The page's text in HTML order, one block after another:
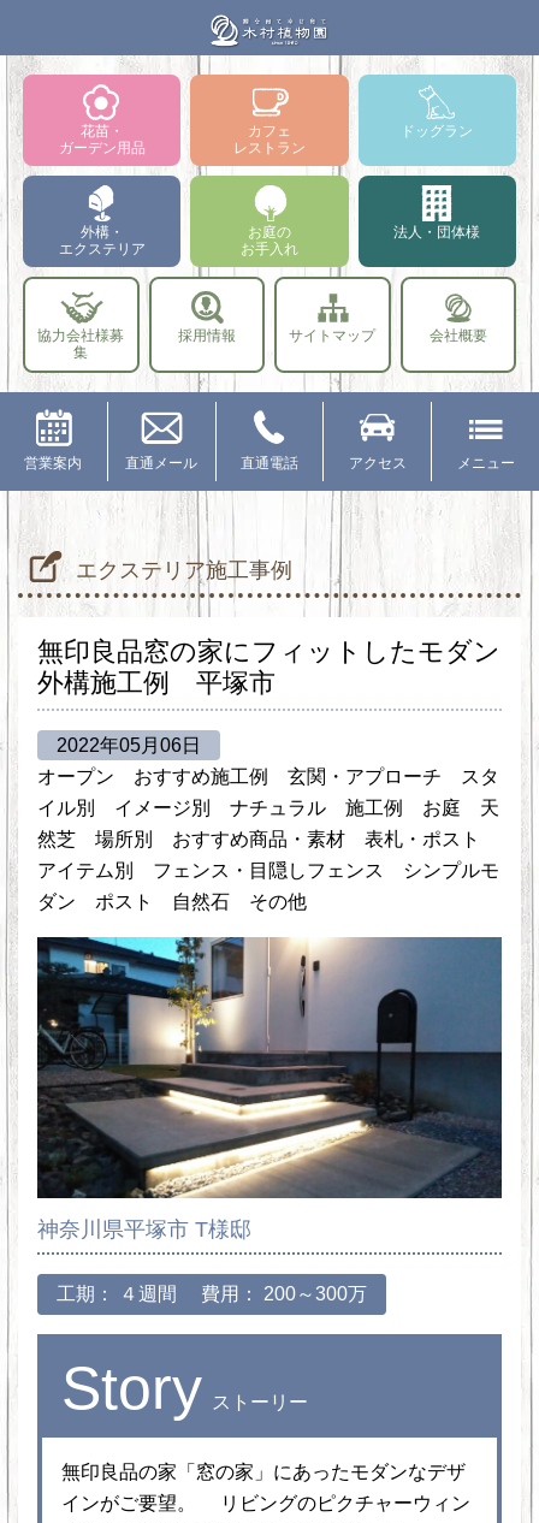
花苗・
ガーデン用品
カフェ
レストラン
ドッグラン
外構・
エクステリア
お庭の
お手入れ
法人・団体様
協力会社様募
集
採用情報 サイトマップ 会社概要
営業案内 直通メール 直通電話 アクセス メニュー
エクステリア施工事例
無印良品窓の家にフィットしたモダン
外構施工例 平塚市
2022年05月06日
オープン
おすすめ施工例 玄関・アプローチ
スタ
イル別
イメージ別 ナチュラル 施工例 お庭
天
然芝
場所別 おすすめ商品・素材
表札・ポスト
アイテム別
フェンス・目隠しフェンス
シンプルモ
ダン
ポスト 自然石 その他
神奈川県平塚市 T様邸
工期： ４週間 費用： 200～300万
Story ストーリー
無印良品の家「窓の家」にあったモダンなデザ
インがご要望。 リビングのピクチャーウィン